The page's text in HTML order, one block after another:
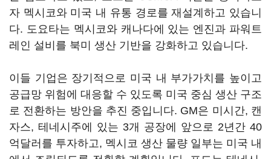
자 멕시코와 미국 내 유통 경로를 재설계하고 있습니
다. 도요타는 멕시코와 캐나다에 있는 엔진과 파워트
레인 설비를 북미 생산 기반을 강화하고 있습니다.
이들 기업은 장기적으로 미국 내 부가가치를 높이고
공급망 위험에 대응할 수 있도록 미국 중심 생산 구조
로 전환하는 방안을 추진 중입니다. GM은 미시간, 캔
자스, 테네시주에 있는 3개 공장에 앞으로 2년간 40
억달러를 투자하고, 멕시코 생산 물량 일부는 미국 내